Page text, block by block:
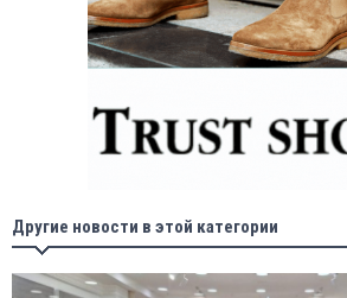
Другие новости в этой категории